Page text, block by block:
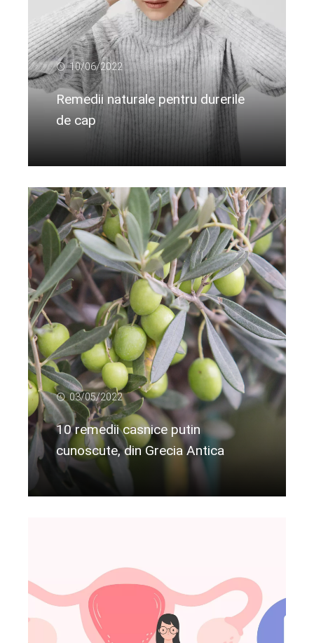
10/06/2022
Remedii naturale pentru durerile
de cap
Citeste mai departe...
03/05/2022
10 remedii casnice putin
cunoscute, din Grecia Antica
Citeste mai departe...